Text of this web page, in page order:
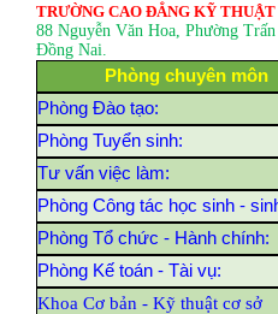
TRƯỜNG CAO ĐẲNG KỸ
88 Nguyễn Văn Hoa, Phường
Đồng Nai.
Phòng chuyên môn
Phòng Đào tạo:
Phòng Tuyển sinh:
Tư vấn việc làm:
Phòng Công tác học sinh -
Phòng Tổ chức - Hành chính:
Phòng Kế toán - Tài vụ:
Khoa Cơ bản - Kỹ thuật cơ sở